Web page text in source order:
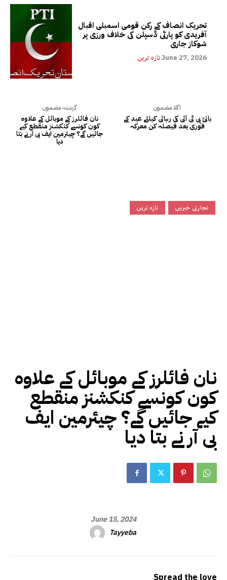
تحریک انصاف کے رکن قومی اسمبلی اقبال
آفریدی کو پارٹی ڈسپلن کی خلاف ورزی پر
شوکاز جاری
تازہ ترینJune 27, 2026
گزشتہ مضمون
نان فائلرز کے موبائل کے علاوہ
کون کونسے کنکشنز منقطع کیے
جائیں گے؟ چیئرمین ایف بی آر نے بتا
دیا
اگلا مضمون
بانیٔ پی ٹی آئی کی رہائی کیلئے عید کے
فوری بعد فیصلہ کن معرکہ